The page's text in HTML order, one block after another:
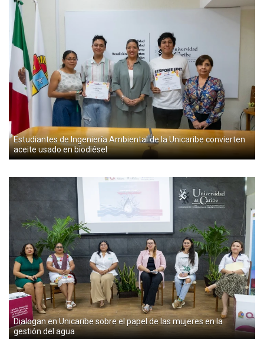
Estudiantes de Ingeniería Ambiental de la Unicaribe convierten
aceite usado en biodiésel
Dialogan en Unicaribe sobre el papel de las mujeres en la
gestión del agua